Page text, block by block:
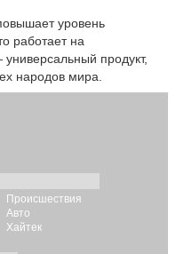
уровень
работает на
продукт,
народов мира.
Происшествия
Авто
Хайтек